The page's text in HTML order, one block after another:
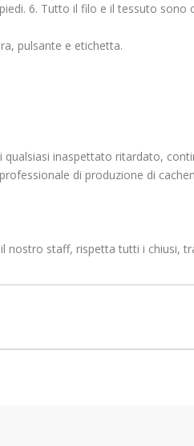
6. Tutto il filo e il tessuto
pulsante e etichetta.
inaspettato ritardato,
di produzione di
​​nostro staff, rispetta tutti i chiusi,